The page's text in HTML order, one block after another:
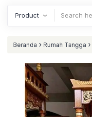
Beranda › Rumah Tangga ›
furniture